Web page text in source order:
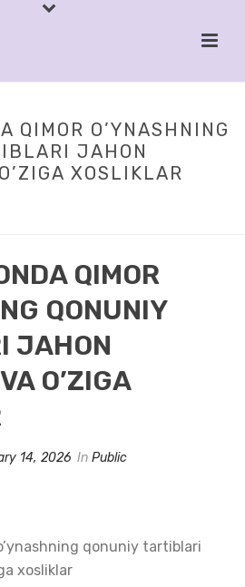
QIMOR O’YNASHNING
JAHON
XOSLIKLAR
QIMOR
QONUNIY
JAHON
O’ZIGA
14, 2026 In Public
qonuniy tartiblari
xosliklar